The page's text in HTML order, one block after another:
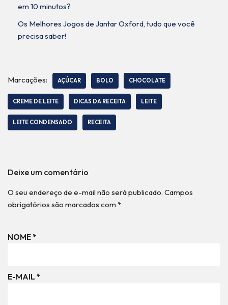
em 10 minutos?
Os Melhores Jogos de Jantar Oxford, tudo que você
precisa saber!
Marcações: AÇÚCAR BOLO CHOCOLATE
CREME DE LEITE DICAS DA RECEITA LEITE
LEITE CONDENSADO RECEITA
Deixe um comentário
O seu endereço de e-mail não será publicado. Campos
obrigatórios são marcados com *
NOME*
E-MAIL *